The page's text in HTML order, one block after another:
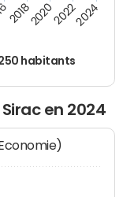
habitants
2018202020222024
en 2024